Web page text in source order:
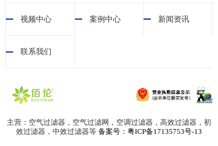
视频中心 案例中心 新闻资讯
联系我们
主营：空气过滤器，空气过滤网，空调过滤器，高效过滤器，初
效过滤器，中效过滤器等 备案号：粤ICP备17135753号-13